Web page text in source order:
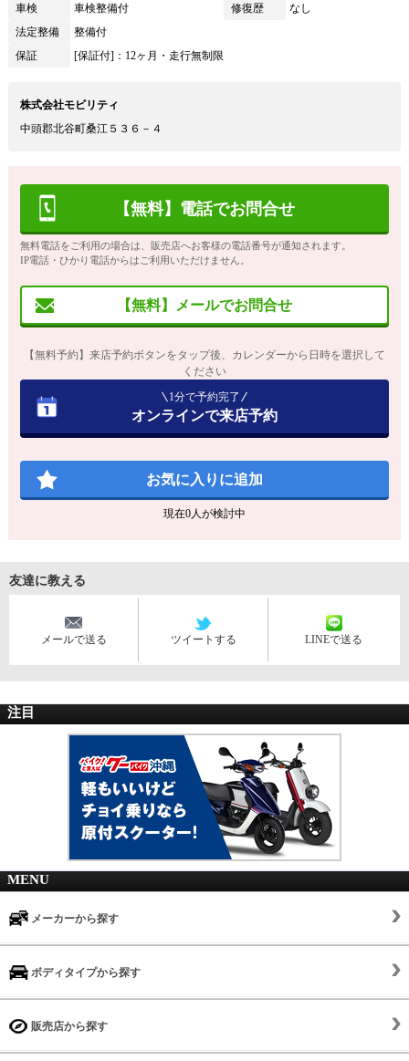
車検
車検整備付 修復歴
なし
法定整備
整備付
保証
[保証付]：12ヶ月・走行無制限
株式会社モビリティ
中頭郡北谷町桑江５３６－４
【無料】電話でお問合せ
無料電話をご利用の場合は、販売店へお客様の電話番号が通知されます。
IP電話・ひかり電話からはご利用いただけません。
【無料】メールでお問合せ
【無料予約】来店予約ボタンをタップ後、カレンダーから日時を選択して
ください
1分で予約完了
オンラインで来店予約
お気に入りに追加
現在0人が検討中
友達に教える
メールで送る ツイートする LINEで送る
注目
MENU
メーカーから探す
ボディタイプから探す
販売店から探す